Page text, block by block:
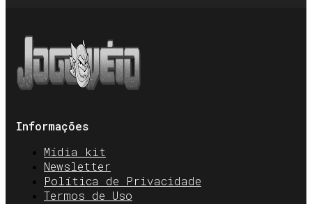
Informações
Mídia kit
Newsletter
Política de Privacidade
Termos de Uso